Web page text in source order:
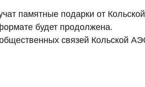
памятные подарки от
будет продолжена.
связей Кольской